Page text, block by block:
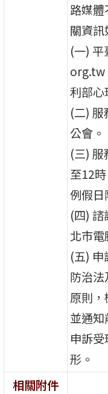
路媒
關資訊
(一)
org.tw
利部心
(二)
公會。
(三)
至12
例假日
(四)
北市電
(五)
防治
原則，
並通
申訴
形。
相關附件